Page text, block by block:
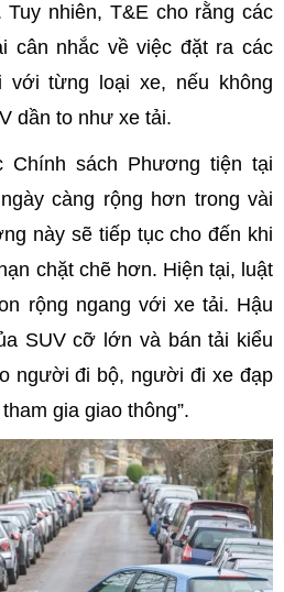
nhiên, T&E cho rằng các
cân nhắc về việc đặt ra các
từng loại xe, nếu không
dần to như xe tải.
Chính sách Phương tiện tại
càng rộng hơn trong vài
này sẽ tiếp tục cho đến khi
chặt chẽ hơn. Hiện tại, luật
rộng ngang với xe tải. Hậu
SUV cỡ lớn và bán tải kiểu
người đi bộ, người đi xe đạp
gia giao thông”.